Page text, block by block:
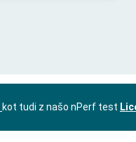
kot tudi z našo nPerf test